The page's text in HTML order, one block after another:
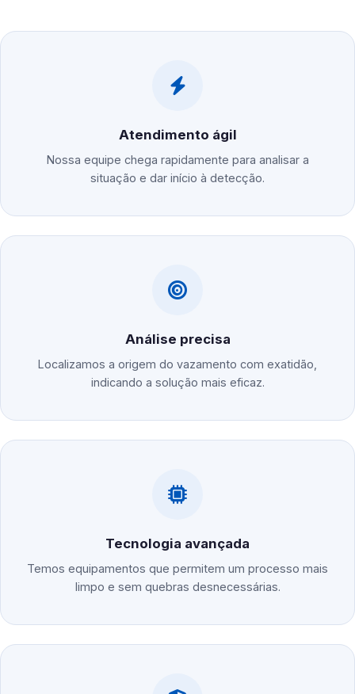
Atendimento ágil
Nossa equipe chega rapidamente para analisar a
situação e dar início à detecção.
Análise precisa
Localizamos a origem do vazamento com exatidão,
indicando a solução mais eficaz.
Tecnologia avançada
Temos equipamentos que permitem um processo mais
limpo e sem quebras desnecessárias.